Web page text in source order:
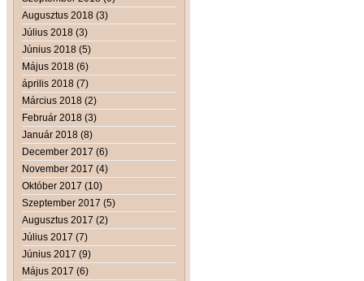
Augusztus 2018 (3)
Július 2018 (3)
Június 2018 (5)
Május 2018 (6)
április 2018 (7)
Március 2018 (2)
Február 2018 (3)
Január 2018 (8)
December 2017 (6)
November 2017 (4)
Október 2017 (10)
Szeptember 2017 (5)
Augusztus 2017 (2)
Július 2017 (7)
Június 2017 (9)
Május 2017 (6)